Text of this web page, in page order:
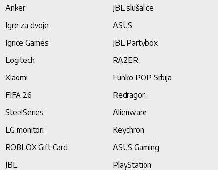
Anker
JBL slušalice
Igre za dvoje
ASUS
Igrice Games
JBL Partybox
Logitech
RAZER
Xiaomi
Funko POP Srbija
FIFA 26
Redragon
SteelSeries
Alienware
LG monitori
Keychron
ROBLOX Gift Card
ASUS Gaming
JBL
PlayStation